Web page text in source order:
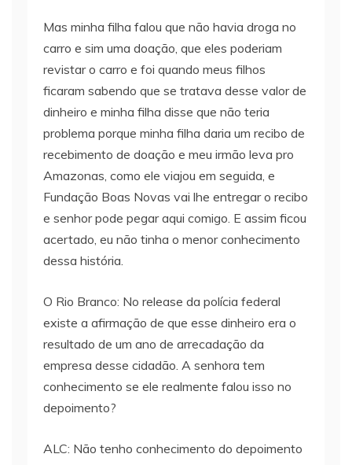
Mas minha filha falou que não havia droga no
carro e sim uma doação, que eles poderiam
revistar o carro e foi quando meus filhos
ficaram sabendo que se tratava desse valor de
dinheiro e minha filha disse que não teria
problema porque minha filha daria um recibo de
recebimento de doação e meu irmão leva pro
Amazonas, como ele viajou em seguida, e
Fundação Boas Novas vai lhe entregar o recibo
e senhor pode pegar aqui comigo. E assim ficou
acertado, eu não tinha o menor conhecimento
dessa história.
O Rio Branco: No release da polícia federal
existe a afirmação de que esse dinheiro era o
resultado de um ano de arrecadação da
empresa desse cidadão. A senhora tem
conhecimento se ele realmente falou isso no
depoimento?
ALC: Não tenho conhecimento do depoimento